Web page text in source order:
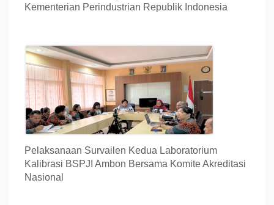
Kementerian Perindustrian Republik Indonesia
Pelaksanaan Survailen Kedua Laboratorium
Kalibrasi BSPJI Ambon Bersama Komite Akreditasi
Nasional